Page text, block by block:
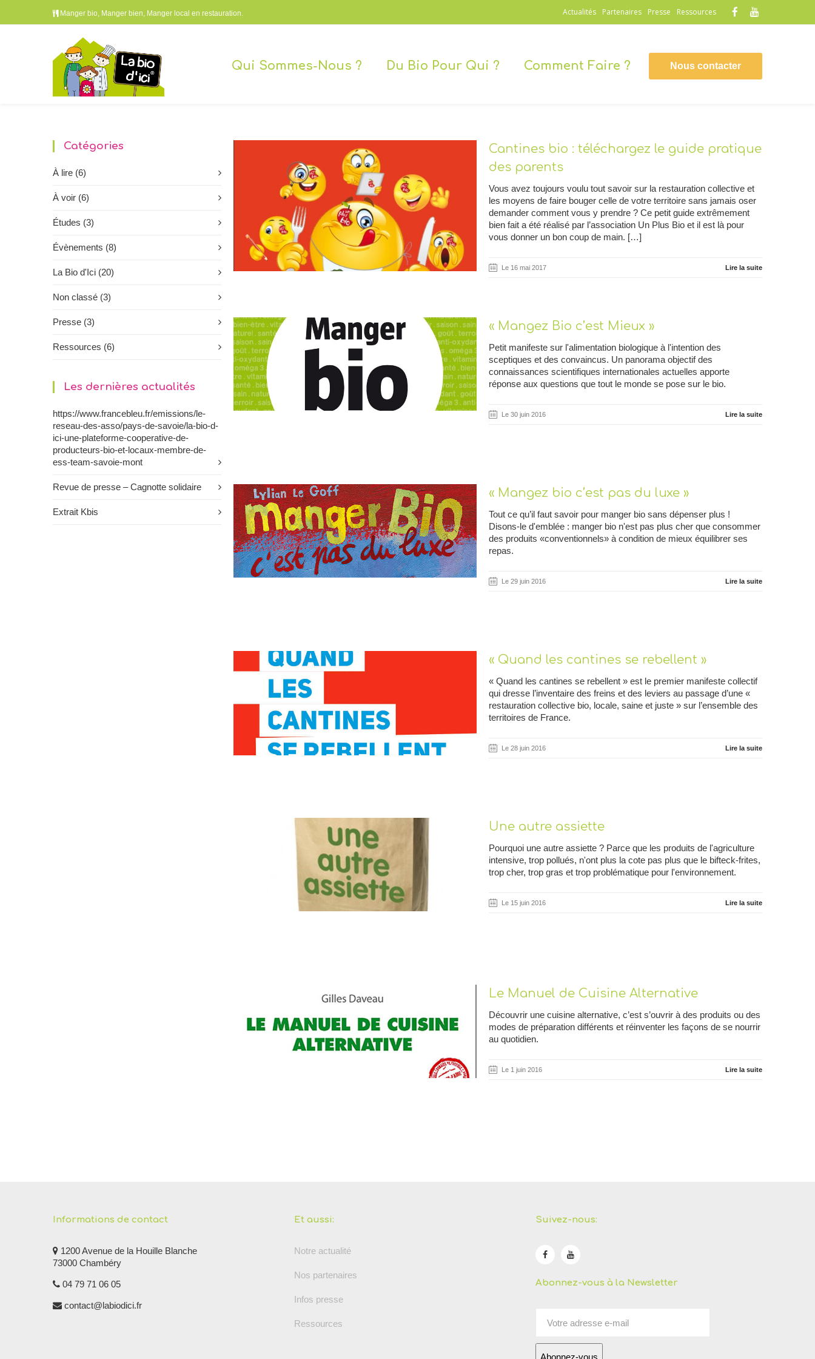
Manger bio, Manger bien, Manger local en restauration. Actualités Partenaires Presse Ressources
Nous contacter
Qui Sommes-Nous ? Du Bio Pour Qui ? Comment Faire ?
Catégories
À lire (6)
À voir (6)
Études (3)
Évènements (8)
La Bio d'Ici (20)
Non classé (3)
Presse (3)
Ressources (6)
Les dernières actualités
https://www.francebleu.fr/emissions/le-
reseau-des-asso/pays-de-savoie/la-bio-d-
ici-une-plateforme-cooperative-de-
producteurs-bio-et-locaux-membre-de-
ess-team-savoie-mont
Revue de presse – Cagnotte solidaire
Extrait Kbis
Cantines bio : téléchargez le guide pratique
des parents
Vous avez toujours voulu tout savoir sur la restauration collective et
les moyens de faire bouger celle de votre territoire sans jamais oser
demander comment vous y prendre ? Ce petit guide extrêmement
bien fait a été réalisé par l’association Un Plus Bio et il est là pour
vous donner un bon coup de main. […]
Le 16 mai 2017 Lire la suite
« Mangez Bio c’est Mieux »
Petit manifeste sur l'alimentation biologique à l'intention des
sceptiques et des convaincus. Un panorama objectif des
connaissances scientifiques internationales actuelles apporte
réponse aux questions que tout le monde se pose sur le bio.
Le 30 juin 2016 Lire la suite
« Mangez bio c’est pas du luxe »
Tout ce qu’il faut savoir pour manger bio sans dépenser plus !
Disons-le d'emblée : manger bio n'est pas plus cher que consommer
des produits «conventionnels» à condition de mieux équilibrer ses
repas.
Le 29 juin 2016 Lire la suite
« Quand les cantines se rebellent »
« Quand les cantines se rebellent » est le premier manifeste collectif
qui dresse l’inventaire des freins et des leviers au passage d’une «
restauration collective bio, locale, saine et juste » sur l’ensemble des
territoires de France.
Le 28 juin 2016 Lire la suite
Une autre assiette
Pourquoi une autre assiette ? Parce que les produits de l'agriculture
intensive, trop pollués, n'ont plus la cote pas plus que le bifteck-frites,
trop cher, trop gras et trop problématique pour l'environnement.
Le 15 juin 2016 Lire la suite
Le Manuel de Cuisine Alternative
Découvrir une cuisine alternative, c’est s’ouvrir à des produits ou des
modes de préparation différents et réinventer les façons de se nourrir
au quotidien.
Le 1 juin 2016 Lire la suite
Informations de contact
1200 Avenue de la Houille Blanche
73000 Chambéry
04 79 71 06 05
contact@labiodici.fr
Et aussi:
Notre actualité
Nos partenaires
Infos presse
Ressources
Suivez-nous:
Abonnez-vous à la Newsletter